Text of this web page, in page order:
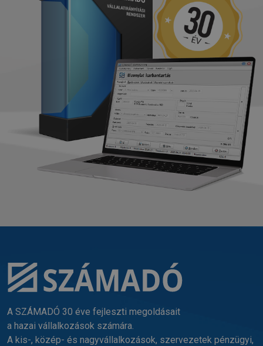
A SZÁMADÓ 30 éve fejleszti megoldásait
a hazai vállalkozások számára.
A kis-, közép- és nagyvállalkozások, szervezetek pénzügyi,